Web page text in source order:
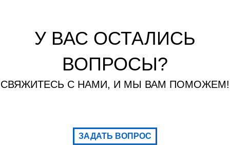
У ВАС ОСТАЛИСЬ
ВОПРОСЫ?
СВЯЖИТЕСЬ С НАМИ, И МЫ ВАМ ПОМОЖЕМ!
ЗАДАТЬ ВОПРОС